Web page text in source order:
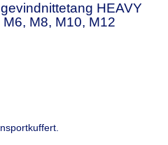
HEAVY
M8, M10, M12